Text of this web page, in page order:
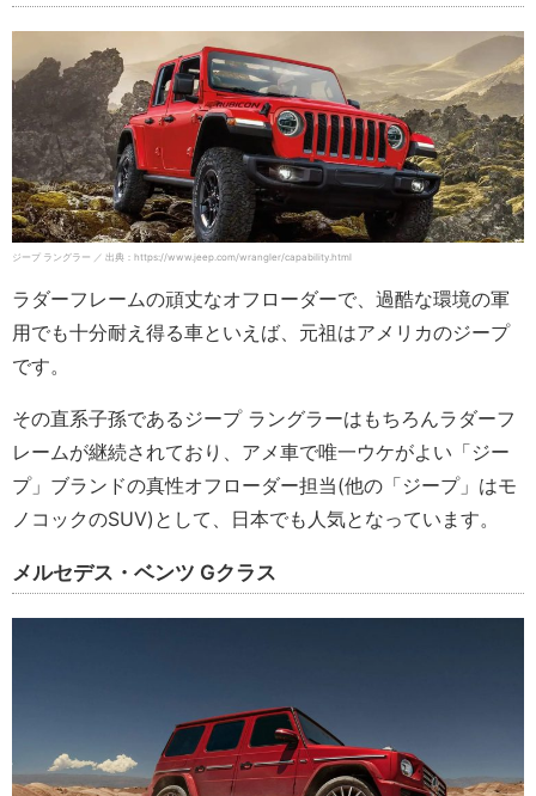
ジープ ラングラー ／ 出典：https://www.jeep.com/wrangler/capability.html
ラダーフレームの頑丈なオフローダーで、過酷な環境の軍
用でも十分耐え得る車といえば、元祖はアメリカのジープ
です。
その直系子孫であるジープ ラングラーはもちろんラダーフ
レームが継続されており、アメ車で唯一ウケがよい「ジー
プ」ブランドの真性オフローダー担当(他の「ジープ」はモ
ノコックのSUV)として、日本でも人気となっています。
メルセデス・ベンツ Gクラス